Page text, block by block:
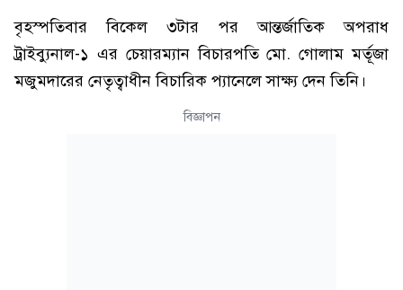
বৃহস্পতিবার বিকেল ৩টার পর আন্তর্জাতিক অপরাধ
ট্রাইব্যুনাল-১ এর চেয়ারম্যান বিচারপতি মো. গোলাম মর্তূজা
মজুমদারের নেতৃত্বাধীন বিচারিক প্যানেলে সাক্ষ্য দেন তিনি।
বিজ্ঞাপন